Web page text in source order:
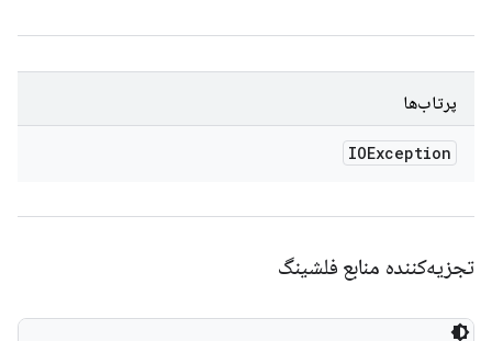
پرتاب‌ها
IOException
تجزیه‌کننده منابع فلشینگ